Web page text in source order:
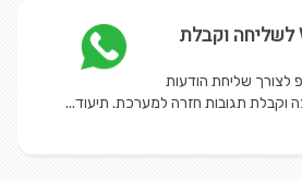
חיבור ל-WhatsApp לשליחה וקבלת
לצורך שליחת הודעות
וקבלת תגובות חזרה למערכת. תיעוד...